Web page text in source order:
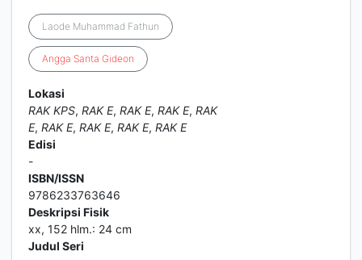
Laode Muhammad Fathun
Angga Santa Gideon
Lokasi
RAK KPS, RAK E, RAK E, RAK E, RAK
E, RAK E, RAK E, RAK E, RAK E
Edisi
-
ISBN/ISSN
9786233763646
Deskripsi Fisik
xx, 152 hlm.: 24 cm
Judul Seri